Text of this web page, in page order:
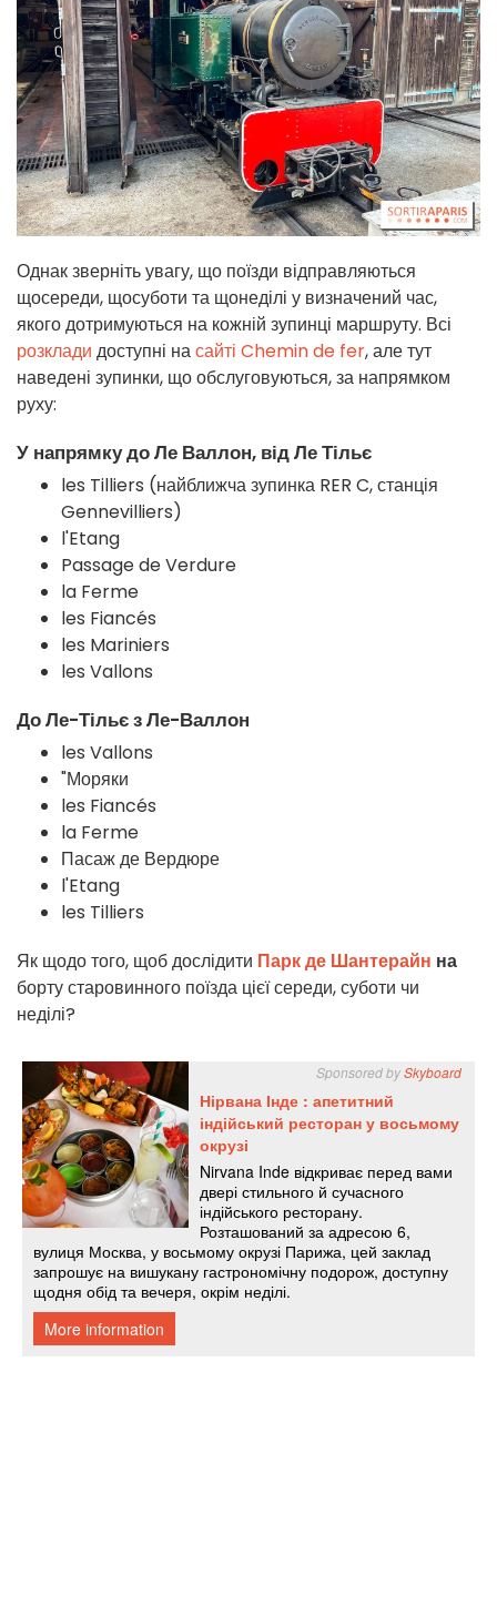
Однак зверніть увагу, що поїзди відправляються
щосереди, щосуботи та щонеділі у визначений час,
якого дотримуються на кожній зупинці маршруту. Всі
розклади доступні насайті Chemin de fer, але тут
наведені зупинки, що обслуговуються, за напрямком
руху:
У напрямку до Ле Валлон, від Ле Тільє
les Tilliers (найближча зупинка RER C, станція
Gennevilliers)
l'Etang
Passage de Verdure
la Ferme
les Fiancés
les Mariniers
les Vallons
До Ле-Тільє з Ле-Валлон
les Vallons
"Моряки
les Fiancés
la Ferme
Пасаж де Вердюре
l'Etang
les Tilliers
Як щодо того, щоб дослідити Парк де Шантерайн на
борту старовинного поїзда цієї середи, суботи чи
неділі?